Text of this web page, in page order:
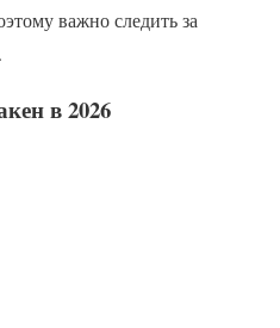
важно следить за
в 2026